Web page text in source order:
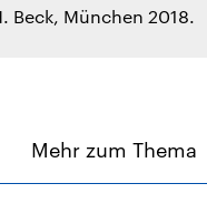
Beck, München 2018.
Mehr zum Thema